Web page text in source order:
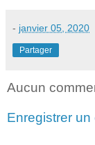
- janvier 05, 2020
Partager
Aucun
Enregistrer